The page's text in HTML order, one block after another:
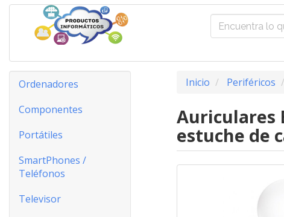
Ordenadores
Componentes
Portátiles
SmartPhones /
Teléfonos
Televisor
Inicio Periféricos
Auriculares
estuche de